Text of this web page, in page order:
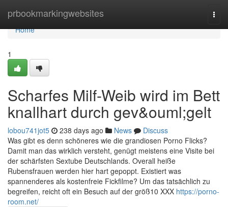
prbookmarkingwebsites
Home
Home
1
Scharfes Milf-Weib wird im Bett
knallhart durch gev&ouml;gelt
lobou741jot5 238 days ago News
Discuss
Was gibt es denn schöneres wie die grandiosen Porno Flicks?
Damit man das wirklich versteht, genügt meistens eine Visite bei
der schärfsten Sextube Deutschlands. Overall heiße
Rubensfrauen werden hier hart gepoppt. Existiert was
spannenderes als kostenfreie Fickfilme? Um das tatsächlich zu
begreifen, reicht oft ein Besuch auf der größ10 XXX https://porno-
room.net/